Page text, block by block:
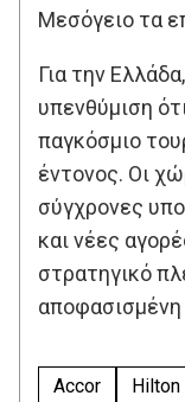
Μεσόγειο τα
Για την
υπενθύμιση
παγκόσμιο
έντονος. Οι
σύγχρονες
και νέες
στρατηγικό
αποφασισμένη
Accor Hilton